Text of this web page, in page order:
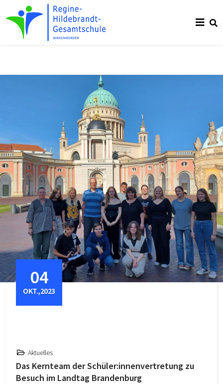
04
OKT.,2023
Aktuelles
Das Kernteam der Schüler:innenvertretung zu
Besuch im Landtag Brandenburg